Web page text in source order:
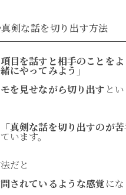
剣な話を切り出す方法
項目を話すと相手のことを
にやってみよう」
を見せながら切り出す と
「真剣な話を切り出すのが苦
います。
だと
されているような感覚にな